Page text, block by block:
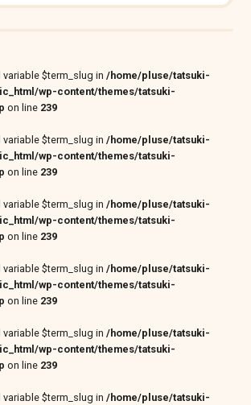
variable $term_slug in/home/pluse/tatsuki-
wp-content/themes/tatsuki-
on line 239
variable $term_slug in/home/pluse/tatsuki-
wp-content/themes/tatsuki-
on line 239
variable $term_slug in/home/pluse/tatsuki-
wp-content/themes/tatsuki-
on line 239
variable $term_slug in/home/pluse/tatsuki-
wp-content/themes/tatsuki-
on line 239
variable $term_slug in/home/pluse/tatsuki-
wp-content/themes/tatsuki-
on line 239
variable $term_slug in/home/pluse/tatsuki-